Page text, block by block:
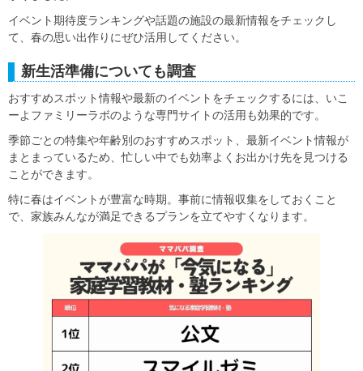
イベント期待度ランキングや話題の施設の最新情報をチェックし
て、春の思い出作りにぜひ活用してください。
新生活準備についても調査
おすすめスポット情報や最新のイベントをチェックするには、いこ
ーよファミリーラボのような専門サイトの活用も効果的です。
季節ごとの特集や年齢別のおすすめスポット、最新イベント情報が
まとまっているため、忙しい中でも効率よくお出かけ先を見つける
ことができます。
特に春はイベントが豊富な時期。事前に情報収集をしておくこと
で、家族みんなが満足できるプランを立てやすくなります。